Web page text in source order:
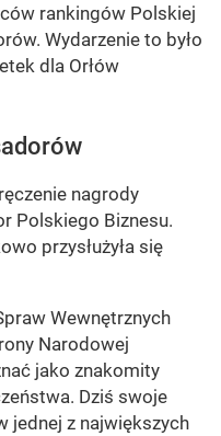
rankingów Polskiej
Wydarzenie to było
dla Orłów
nagrody
Polskiego Biznesu.
przysłużyła się
Wewnętrznych
Narodowej
jako znakomity
Dziś swoje
jednej z największych